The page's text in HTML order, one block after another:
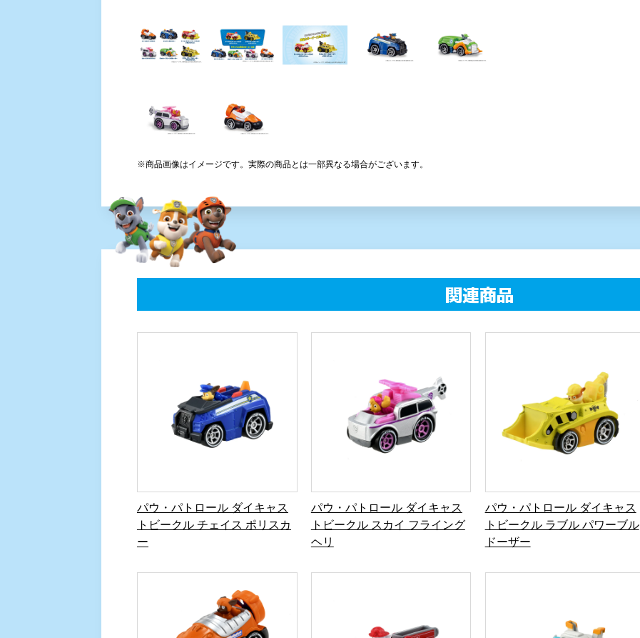
※商品画像はイメージです。実際の商品とは一部異なる場合がございます。
関連商品
パウ・パトロール ダイキャス
トビークル チェイス ポリスカ
ー
パウ・パトロール ダイキャス
トビークル スカイ フライング
ヘリ
パウ・パトロール ダイキャス
トビークル ラブル パワーブル
ドーザー